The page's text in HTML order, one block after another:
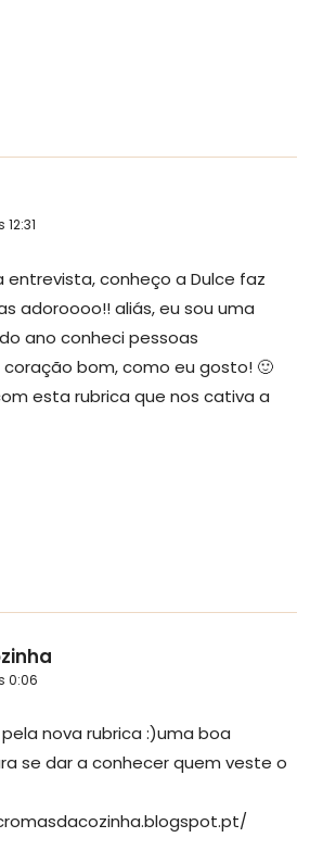
entrevista, conheço a Dulce faz
adoroooo!! aliás, eu sou uma
ano conheci pessoas
coração bom, como eu gosto! 🙂
esta rubrica que nos cativa a
0:06
nova rubrica :)uma boa
se dar a conhecer quem veste o